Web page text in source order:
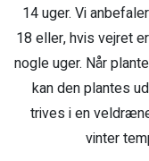
14 uger. Vi
18 eller, hvis vejret
nogle uger. Når
kan den plantes
trives i en
vinter